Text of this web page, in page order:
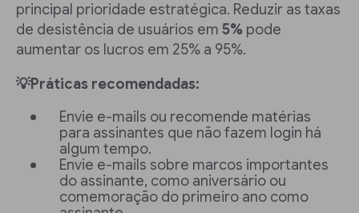
principal prioridade estratégica. Reduzir as taxas
de desistência de usuários em 5% pode
aumentar os lucros em 25% a 95%.
💡Práticas recomendadas:
Envie e-mails ou recomende matérias
para assinantes que não fazem login há
algum tempo.
Envie e-mails sobre marcos importantes
do assinante, como aniversário ou
comemoração do primeiro ano como